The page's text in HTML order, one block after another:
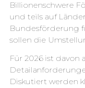
Billionenschwere
und teils auf
Bundesförderung
sollen die
Für 2026 ist davon
Diskutiert werden